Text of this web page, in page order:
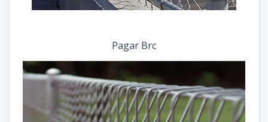
Pagar Brc